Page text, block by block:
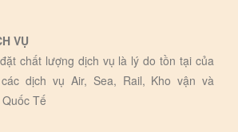
VỤ
chất lượng dịch vụ là lý do tồn tại của
dịch vụ Air, Sea, Rail, Kho vận và
Tế